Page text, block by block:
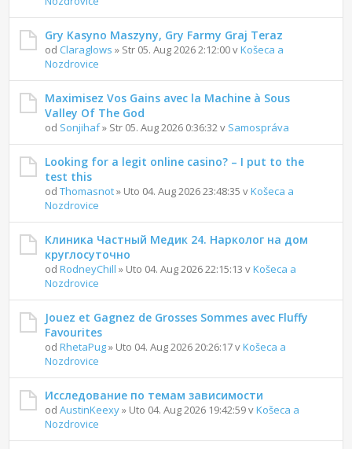
Gry Kasyno Maszyny, Gry Farmy Graj Teraz
od Claraglows » Str 05. Aug 2026 2:12:00 vKošeca a
Nozdrovice
Maximisez Vos Gains avec la Machine à Sous
Valley Of The God
od Sonjihaf» Str 05. Aug 2026 0:36:32 v Samospráva
Looking for a legit online casino? – I put to the
test this
odThomasnot» Uto 04. Aug 2026 23:48:35 vKošeca a
Nozdrovice
Клиника Частный Медик 24. Нарколог на дом
круглосуточно
odRodneyChill » Uto 04. Aug 2026 22:15:13 vKošeca a
Nozdrovice
Jouez et Gagnez de Grosses Sommes avec Fluffy
Favourites
odRhetaPug» Uto 04. Aug 2026 20:26:17 vKošeca a
Nozdrovice
Исследование по темам зависимости
odAustinKeexy» Uto 04. Aug 2026 19:42:59 vKošeca a
Nozdrovice